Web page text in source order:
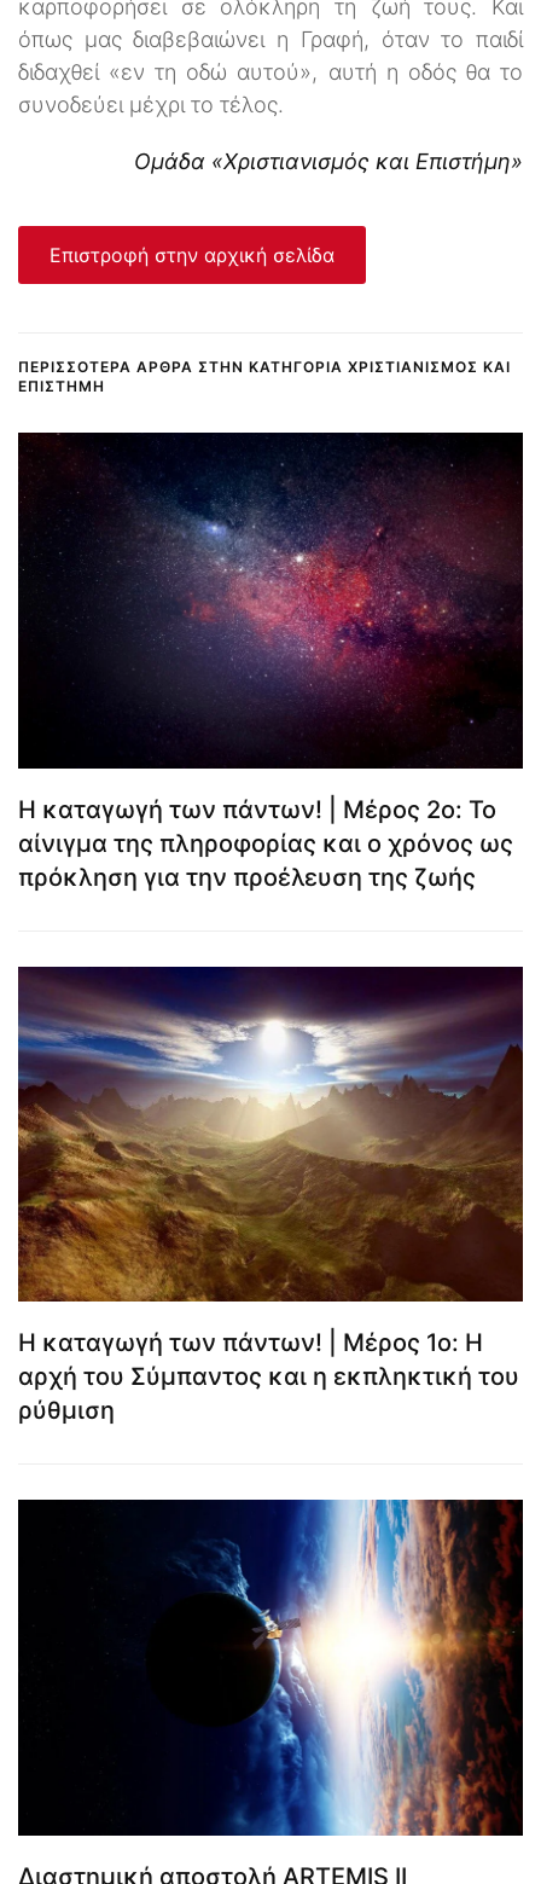
καρποφορήσει σε ολόκληρη τη ζωή τους. Και
όπως μας διαβεβαιώνει η Γραφή, όταν το παιδί
διδαχθεί «εν τη οδώ αυτού», αυτή η οδός θα το
συνοδεύει μέχρι το τέλος.
Ομάδα «Χριστιανισμός και Επιστήμη»
Επιστροφή στην αρχική σελίδα
ΠΕΡΙΣΣΌΤΕΡΑ ΆΡΘΡΑ ΣΤΗΝ ΚΑΤΗΓΟΡΊΑ ΧΡΙΣΤΙΑΝΙΣΜΌΣ ΚΑΙ
ΕΠΙΣΤΉΜΗ
Η καταγωγή των πάντων! | Μέρος 2ο: Το
αίνιγμα της πληροφορίας και ο χρόνος ως
πρόκληση για την προέλευση της ζωής
Η καταγωγή των πάντων! | Μέρος 1ο: Η
αρχή του Σύμπαντος και η εκπληκτική του
ρύθμιση
Διαστημική αποστολή ARTEMIS II